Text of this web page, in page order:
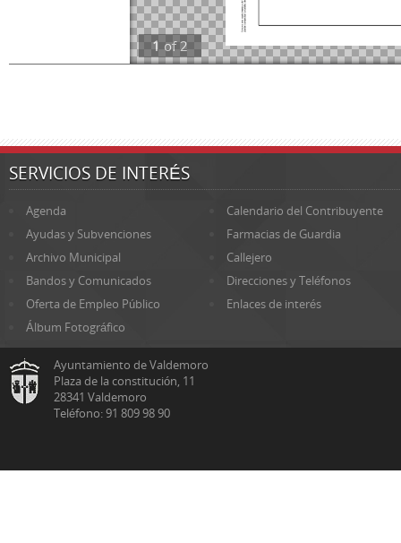
1 of 2
SERVICIOS DE INTERÉS
Agenda
Calendario del Contribuyente
Ayudas y Subvenciones
Farmacias de Guardia
Archivo Municipal
Callejero
Bandos y Comunicados
Direcciones y Teléfonos
Oferta de Empleo Público
Enlaces de interés
Álbum Fotográfico
Ayuntamiento de Valdemoro
Plaza de la constitución, 11
28341 Valdemoro
Teléfono: 91 809 98 90